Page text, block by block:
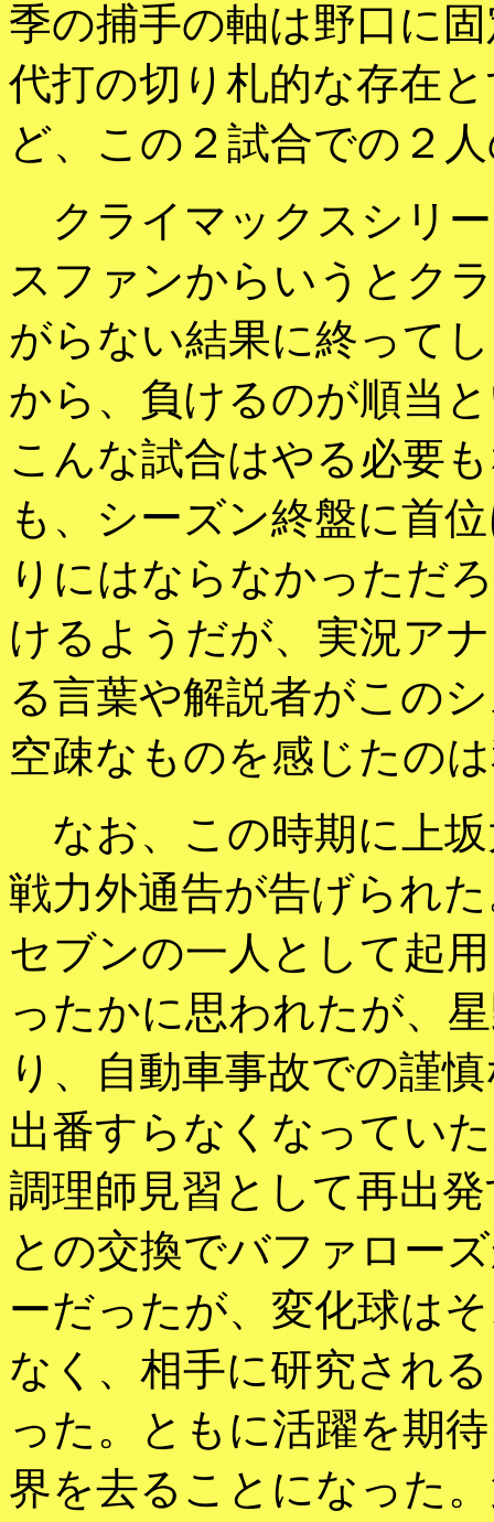
季の捕手の軸は野口に
代打の切り札的な存在
ど、この２試合での２
クライマックスシリ
スファンからいうとク
がらない結果に終って
から、負けるのが順当
こんな試合はやる必要
も、シーズン終盤に首
りにはならなかっただ
けるようだが、実況ア
る言葉や解説者がこの
空疎なものを感じたの
なお、この時期に上坂
戦力外通告が告げられ
セブンの一人として起
ったかに思われたが、
り、自動車事故での謹
出番すらなくなってい
調理師見習として再出
との交換でバファロー
ーだったが、変化球は
なく、相手に研究され
った。ともに活躍を期
界を去ることになった